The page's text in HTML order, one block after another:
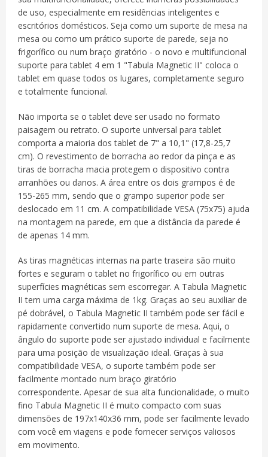
de uso, especialmente em residências inteligentes e
escritórios domésticos. Seja como um suporte de mesa na
mesa ou como um prático suporte de parede, seja no
frigorífico ou num braço giratório - o novo e multifuncional
suporte para tablet 4 em 1 "Tabula Magnetic II" coloca o
tablet em quase todos os lugares, completamente seguro
e totalmente funcional.
Não importa se o tablet deve ser usado no formato
paisagem ou retrato. O suporte universal para tablet
comporta a maioria dos tablet de 7" a 10,1" (17,8-25,7
cm). O revestimento de borracha ao redor da pinça e as
tiras de borracha macia protegem o dispositivo contra
arranhões ou danos. A área entre os dois grampos é de
155-265 mm, sendo que o grampo superior pode ser
deslocado em 11 cm. A compatibilidade VESA (75x75) ajuda
na montagem na parede, em que a distância da parede é
de apenas 14 mm.
As tiras magnéticas internas na parte traseira são muito
fortes e seguram o tablet no frigorífico ou em outras
superfícies magnéticas sem escorregar. A Tabula Magnetic
II tem uma carga máxima de 1kg. Graças ao seu auxiliar de
pé dobrável, o Tabula Magnetic II também pode ser fácil e
rapidamente convertido num suporte de mesa. Aqui, o
ângulo do suporte pode ser ajustado individual e facilmente
para uma posição de visualização ideal. Graças à sua
compatibilidade VESA, o suporte também pode ser
facilmente montado num braço giratório
correspondente. Apesar de sua alta funcionalidade, o muito
fino Tabula Magnetic II é muito compacto com suas
dimensões de 197x140x36 mm, pode ser facilmente levado
com você em viagens e pode fornecer serviços valiosos
em movimento.